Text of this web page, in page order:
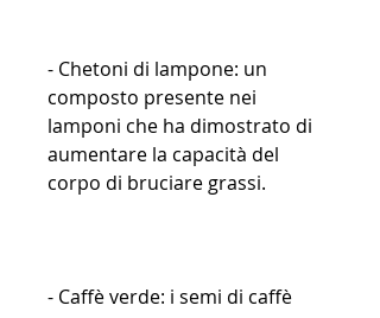
- Chetoni di lampone: un
composto presente nei
lamponi che ha dimostrato di
aumentare la capacità del
corpo di bruciare grassi.
- Caffè verde: i semi di caffè